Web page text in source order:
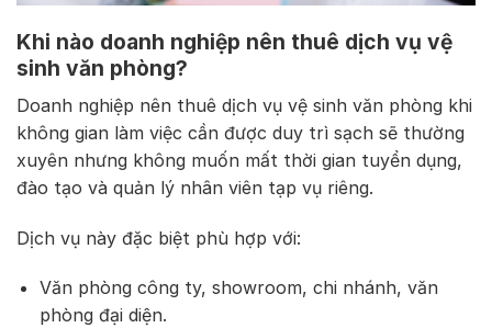
Khi nào doanh nghiệp nên thuê dịch vụ vệ
sinh văn phòng?
Doanh nghiệp nên thuê dịch vụ vệ sinh văn phòng khi
không gian làm việc cần được duy trì sạch sẽ thường
xuyên nhưng không muốn mất thời gian tuyển dụng,
đào tạo và quản lý nhân viên tạp vụ riêng.
Dịch vụ này đặc biệt phù hợp với:
Văn phòng công ty, showroom, chi nhánh, văn
phòng đại diện.